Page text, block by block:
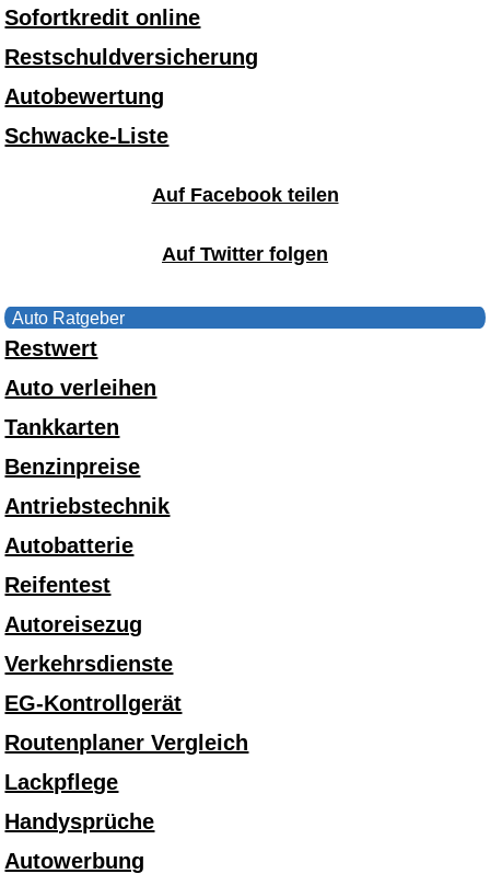
Sofortkredit online
Restschuldversicherung
Autobewertung
Schwacke-Liste
Auf Facebook teilen
Auf Twitter folgen
Auto Ratgeber
Restwert
Auto verleihen
Tankkarten
Benzinpreise
Antriebstechnik
Autobatterie
Reifentest
Autoreisezug
Verkehrsdienste
EG-Kontrollgerät
Routenplaner Vergleich
Lackpflege
Handysprüche
Autowerbung